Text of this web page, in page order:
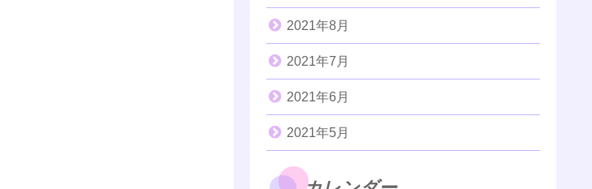
2021年8月
2021年7月
2021年6月
2021年5月